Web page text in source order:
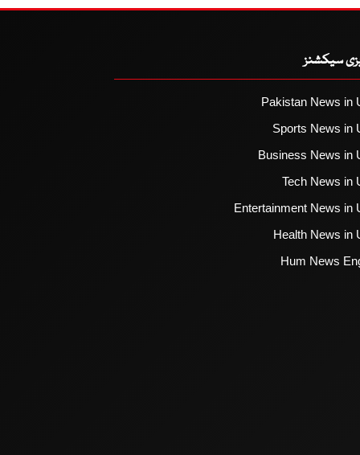
سیکشنز
Pakistan News in
Sports News in
Business News in
Tech News in
Entertainment News in
Health News in
Hum News